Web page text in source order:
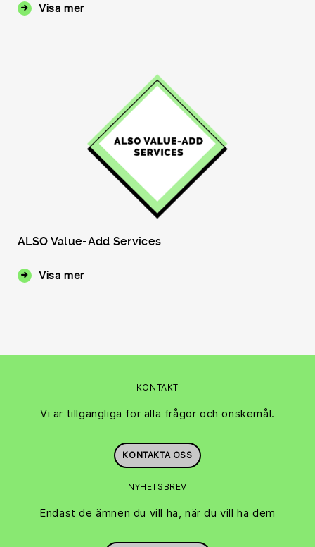
Visa mer
ALSO Value-Add Services
Visa mer
KONTAKT
Vi är tillgängliga för alla frågor och önskemål.
KONTAKTA OSS
NYHETSBREV
Endast de ämnen du vill ha, när du vill ha dem